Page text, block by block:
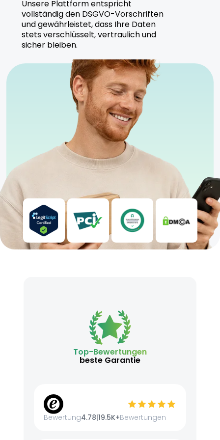
Hersteller
Remexian Madrecan garantiert höchste
Qualitätsstandards und nachhaltige
Anbaumethoden für alle Produkte.
Sicherheitshinweise
Kühl und trocken lagern.
Anwendung nur unter ärztlicher Aufsicht
empfohlen.
Nicht geeignet für Personen unter 18 Jahren.
Unsere Plattform entspricht
vollständig den DSGVO-Vorschriften
und gewährleistet, dass Ihre Daten
stets verschlüsselt, vertraulich und
sicher bleiben.
Top-Bewertungen
beste Garantie
Bewertung4.78|19.5K+Bewertungen